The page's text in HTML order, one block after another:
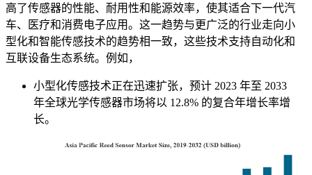
高了传感器的性能、耐用性和能源效率，使其适合下一代汽
车、医疗和消费电子应用。这一趋势与更广泛的行业走向小
型化和智能传感技术的趋势相一致，这些技术支持自动化和
互联设备生态系统。例如，
小型化传感技术正在迅速扩张，预计 2023 年至 2033
年全球光学传感器市场将以 12.8% 的复合年增长率增
长。